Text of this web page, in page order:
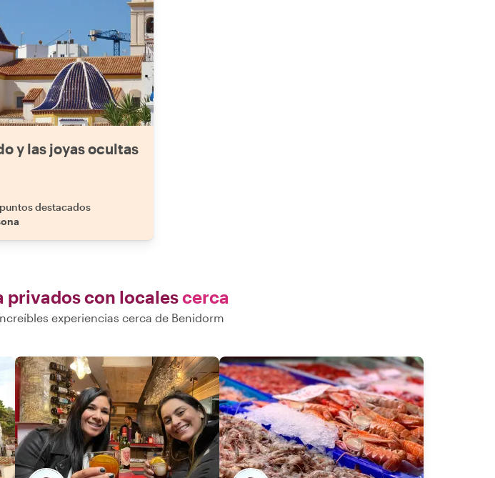
y las joyas ocultas
destacados
privados con localescerca
experiencias cerca de Benidorm